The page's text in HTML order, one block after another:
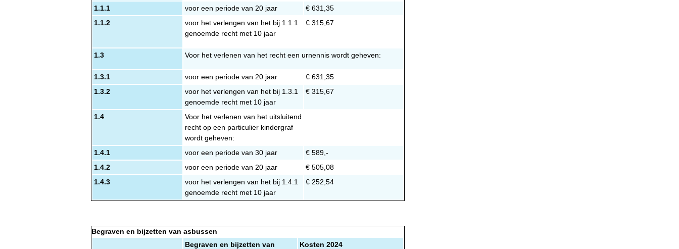
1.1.1 voor een periode van 20 jaar
€ 631,35
1.1.2
voor het verlengen van het bij 1.1.1
genoemde recht met 10 jaar
€ 315,67
1.3 Voor het verlenen van het recht een urnennis wordt geheven:
1.3.1 voor een periode van 20 jaar
€ 631,35
1.3.2
voor het verlengen van het bij 1.3.1
genoemde recht met 10 jaar
€ 315,67
1.4
Voor het verlenen van het uitsluitend
recht op een particulier kindergraf
wordt geheven:
1.4.1
voor een periode van 30 jaar
€ 589,-
1.4.2
voor een periode van 20 jaar
€ 505,08
1.4.3
voor het verlengen van het bij 1.4.1
genoemde recht met 10 jaar
€ 252,54
Begraven en bijzetten van
Kosten 2024
Begraven en bijzetten van asbussen